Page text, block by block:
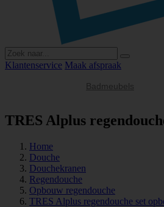
Klantenservice Maak afspraak
Badmeubels
TRES Alplus
Home
Douche
Douchekranen
Regendouche
Opbouw regendouche
TRES Alplus regendouche set